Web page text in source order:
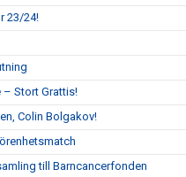
23/24!
– Stort Grattis!
Colin Bolgakov!
till Barncancerfonden